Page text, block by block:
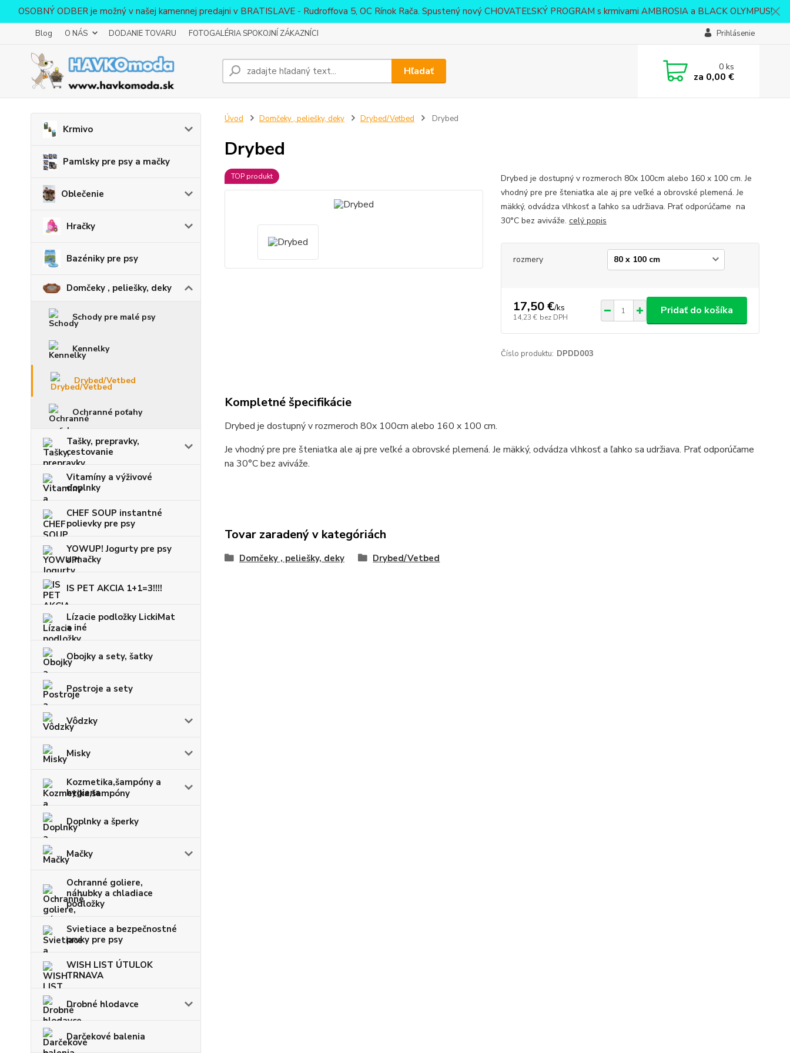
OSOBNÝ ODBER je možný v našej kamennej predajni v BRATISLAVE - Rudroffova 5, OC Rínok Rača. Spustený nový CHOVATEĽSKÝ PROGRAM s krmivami AMBROSIA a BLACK OLYMPUS!
Blog O NÁS DODANIE TOVARU FOTOGALÉRIA SPOKOJNÍ ZÁKAZNÍCI Prihlásenie
Hľadať 0ks
za 0,00 €
Krmivo
Pamlsky pre psy a mačky
Oblečenie
Hračky
Bazéniky pre psy
Domčeky , peliešky, deky
Schody pre malé psy
Kennelky
Drybed/Vetbed
Ochranné poťahy
Tašky, prepravky,
cestovanie
Vitamíny a výživové
doplnky
CHEF SOUP instantné
polievky pre psy
YOWUP! Jogurty pre psy
a mačky
IS PET AKCIA 1+1=3!!!!
Lízacie podložky LickiMat
a iné
Obojky a sety, šatky
Postroje a sety
Vôdzky
Misky
Kozmetika,šampóny a
hygiena
Doplnky a šperky
Mačky
Ochranné goliere,
náhubky a chladiace
podložky
Svietiace a bezpečnostné
prvky pre psy
WISH LIST ÚTULOK
TRNAVA
Drobné hlodavce
Darčekové balenia
Úvod Domčeky , peliešky, deky Drybed/Vetbed Drybed
Drybed
TOP produkt
Drybed je dostupný v rozmeroch 80x 100cm alebo 160 x 100 cm. Je
vhodný pre pre šteniatka ale aj pre veľké a obrovské plemená. Je
mäkký, odvádza vlhkosť a ľahko sa udržiava. Prať odporúčame na
30°C bez aviváže. celý popis
rozmery
17,50 €/ks
14,23 € bez DPH
Pridať do košíka
Číslo produktu: DPDD003
Kompletné špecifikácie
Drybed je dostupný v rozmeroch 80x 100cm alebo 160 x 100 cm.
Je vhodný pre pre šteniatka ale aj pre veľké a obrovské plemená. Je mäkký, odvádza vlhkosť a ľahko sa udržiava. Prať odporúčame
na 30°C bez aviváže.
Tovar zaradený v kategóriách
Domčeky , peliešky, deky Drybed/Vetbed